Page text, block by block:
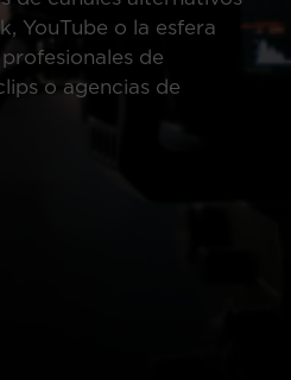
YouTube o la esfera
de
o agencias de